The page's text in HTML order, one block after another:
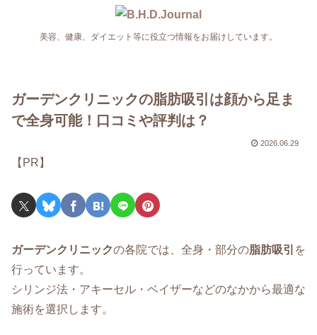
美容、健康、ダイエット等に役立つ情報をお届けしています。
ガーデンクリニックの脂肪吸引は顔から足ま
で全身可能！口コミや評判は？
2026.06.29
【PR】
ガーデンクリニックの各院では、全身・部分の脂肪吸引 を
行っています。
シリンジ法・アキーセル・ベイザーなどのなかから最適な
施術を選択します。